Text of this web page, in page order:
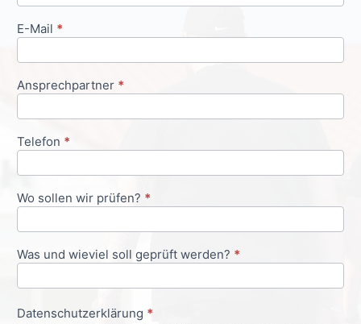
E-Mail *
Ansprechpartner *
Telefon *
Wo sollen wir prüfen? *
Was und wieviel soll geprüft werden? *
Datenschutzerklärung *